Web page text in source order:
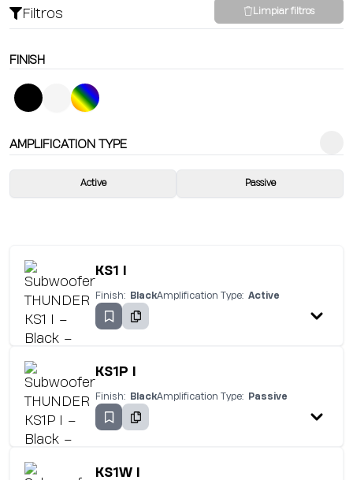
Filtros Limpiar filtros
FINISH
AMPLIFICATION TYPE
Active Passive
KS1 I
Finish: BlackAmplification Type: Active
KS1P I
Finish: BlackAmplification Type: Passive
KS1W I